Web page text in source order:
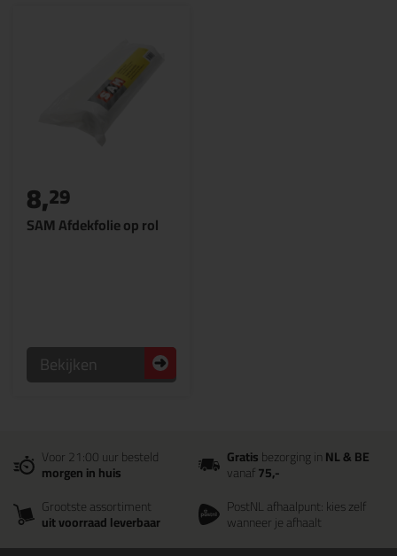
SAM Afdekfolie op rol
8,29
Bekijken
Voor 21:00 uur besteld
morgen in huis
Gratisbezorging inNL & BE
vanaf75,-
Grootste assortiment
uit voorraad leverbaar
PostNL afhaalpunt: kies zelf
wanneer je afhaalt